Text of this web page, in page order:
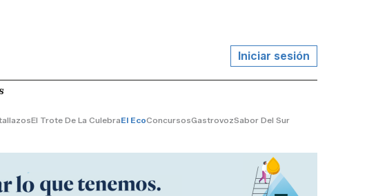
Iniciar sesión
El Trote De La CulebraEl EcoConcursosGastrovozSabor Del Sur